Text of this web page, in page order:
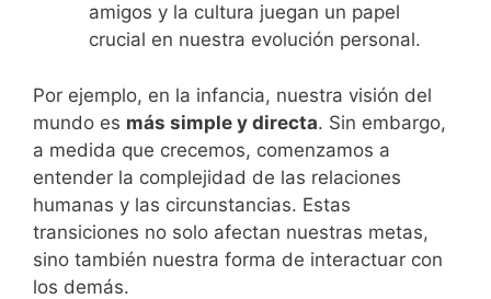
amigos y la cultura juegan un papel
crucial en nuestra evolución personal.
Por ejemplo, en la infancia, nuestra visión del
mundo es más simple y directa. Sin embargo,
a medida que crecemos, comenzamos a
entender la complejidad de las relaciones
humanas y las circunstancias. Estas
transiciones no solo afectan nuestras metas,
sino también nuestra forma de interactuar con
los demás.